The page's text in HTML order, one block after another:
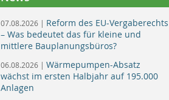
07.08.2026 | Reform des EU-Vergaberechts
– Was bedeutet das für kleine und
mittlere Bauplanungsbüros?
06.08.2026 | Wärmepumpen-Absatz
wächst im ersten Halbjahr auf 195.000
Anlagen